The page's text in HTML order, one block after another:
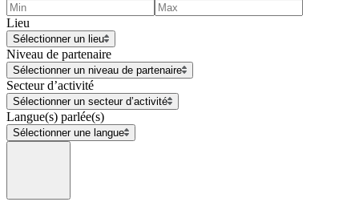
Lieu
Sélectionner un lieu
Niveau de partenaire
Sélectionner un niveau de partenaire
Secteur d’activité
Sélectionner un secteur d’activité
Langue(s) parlée(s)
Sélectionner une langue